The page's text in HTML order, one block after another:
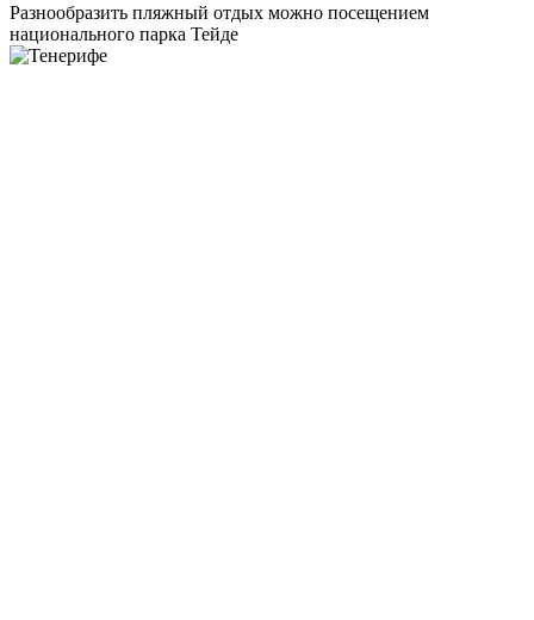
Разнообразить пляжный отдых можно посещением
национального парка Тейде